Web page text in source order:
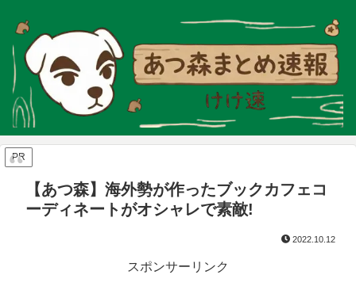
PR
【あつ森】海外勢が作ったブックカフェコ
ーディネートがオシャレで素敵!
2022.10.12
スポンサーリンク